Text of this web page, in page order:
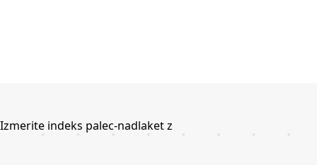
Izmerite indeks palec-nadlaket z